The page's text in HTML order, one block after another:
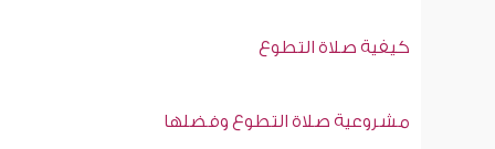
كيفية صلاة التطوع
مشروعية صلاة التطوع وفضلها